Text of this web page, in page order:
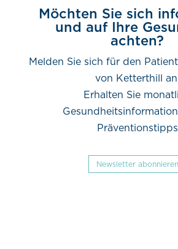
Möchten Sie sich
und auf Ihre
achten?
Melden Sie sich für den
von Ketterthill
Erhalten Sie
Präventionstipps
Newsletter abonnieren